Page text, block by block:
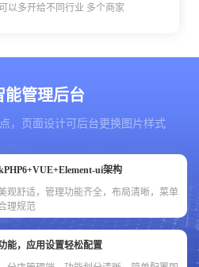
以多开给不同行业 多个商家
能管理后台
，页面设计可后台更换图片样式
ui架构
观舒适，管理功能齐全，布局清晰，菜单
理规范
能，应用设置轻松配置